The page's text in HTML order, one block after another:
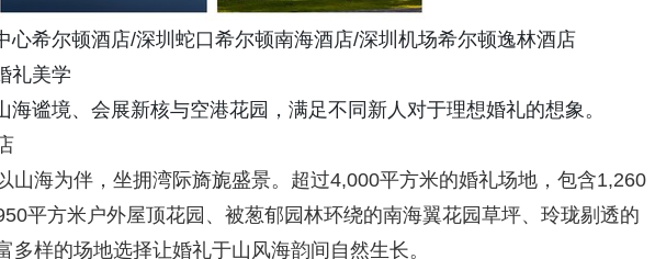
心希尔顿酒店/深圳蛇口希尔顿南海酒店/深圳机场希尔顿逸林酒店
礼美学
谧境、会展新核与空港花园，满足不同新人对于理想婚礼的想象。
山海为伴，坐拥湾际旖旎盛景。超过4,000平方米的婚礼场地，包含1,260
平方米户外屋顶花园、被葱郁园林环绕的南海翼花园草坪、玲珑剔透的
多样的场地选择让婚礼于山风海韵间自然生长。